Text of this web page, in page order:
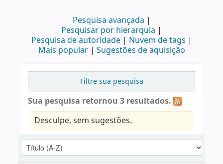
Pesquisa avançada
Pesquisar por hierarquia
Pesquisa de autoridade
Nuvem de tags
Mais popular
Sugestões de aquisição
Filtre sua pesquisa
Sua pesquisa retornou 3 resultados.
Desculpe, sem sugestões.